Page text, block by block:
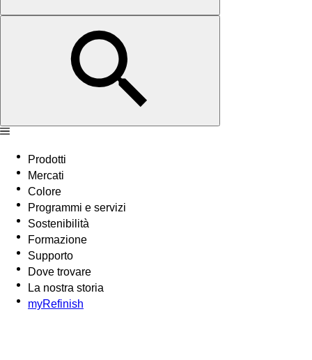
Prodotti
Mercati
Colore
Programmi e servizi
Sostenibilità
Formazione
Supporto
Dove trovare
La nostra storia
myRefinish